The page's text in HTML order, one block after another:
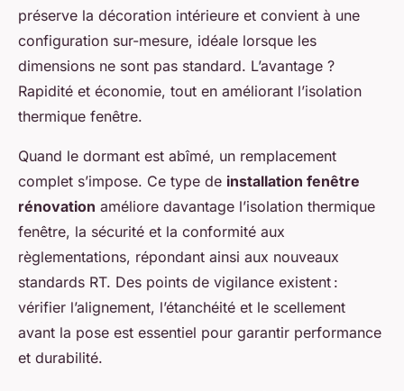
préserve la décoration intérieure et convient à une
configuration sur-mesure, idéale lorsque les
dimensions ne sont pas standard. L’avantage ?
Rapidité et économie, tout en améliorant l’isolation
thermique fenêtre.
Quand le dormant est abîmé, un remplacement
complet s’impose. Ce type de installation fenêtre
rénovation améliore davantage l’isolation thermique
fenêtre, la sécurité et la conformité aux
règlementations, répondant ainsi aux nouveaux
standards RT. Des points de vigilance existent :
vérifier l’alignement, l’étanchéité et le scellement
avant la pose est essentiel pour garantir performance
et durabilité.